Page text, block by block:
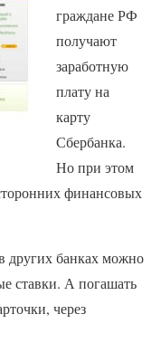
граждане РФ
получают
заработную
плату на
карту
Сбербанка.
Но при этом
финансовых
других банках можно
ставки. А погашать
через